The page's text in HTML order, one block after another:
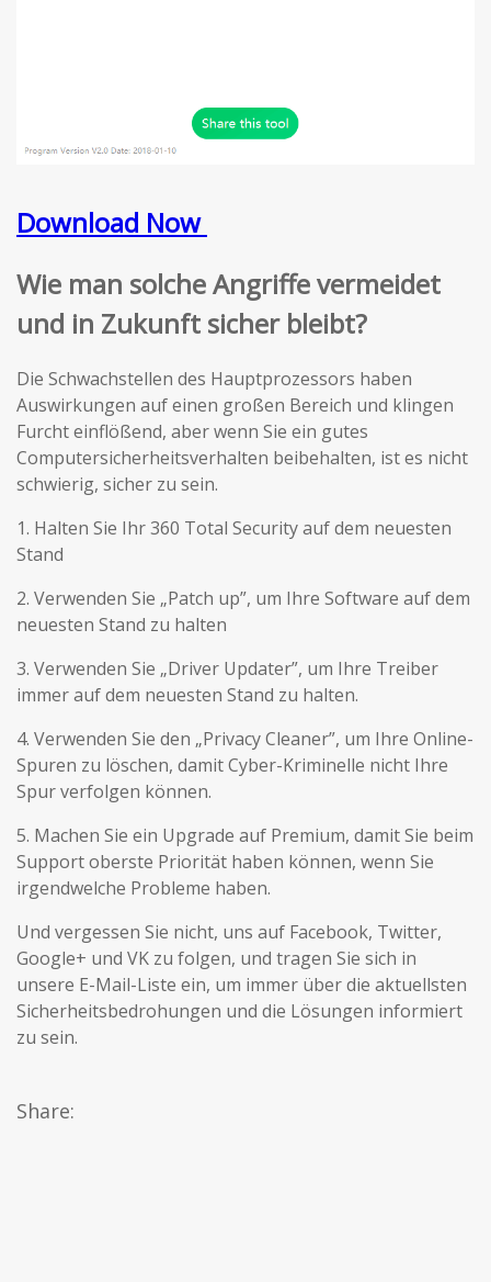
Download Now
Wie man solche Angriffe vermeidet
und in Zukunft sicher bleibt?
Die Schwachstellen des Hauptprozessors haben
Auswirkungen auf einen großen Bereich und klingen
Furcht einflößend, aber wenn Sie ein gutes
Computersicherheitsverhalten beibehalten, ist es nicht
schwierig, sicher zu sein.
1. Halten Sie Ihr 360 Total Security auf dem neuesten
Stand
2. Verwenden Sie „Patch up”, um Ihre Software auf dem
neuesten Stand zu halten
3. Verwenden Sie „Driver Updater”, um Ihre Treiber
immer auf dem neuesten Stand zu halten.
4. Verwenden Sie den „Privacy Cleaner”, um Ihre Online-
Spuren zu löschen, damit Cyber-Kriminelle nicht Ihre
Spur verfolgen können.
5. Machen Sie ein Upgrade auf Premium, damit Sie beim
Support oberste Priorität haben können, wenn Sie
irgendwelche Probleme haben.
Und vergessen Sie nicht, uns auf Facebook, Twitter,
Google+ und VK zu folgen, und tragen Sie sich in
unsere E-Mail-Liste ein, um immer über die aktuellsten
Sicherheitsbedrohungen und die Lösungen informiert
zu sein.
Share: